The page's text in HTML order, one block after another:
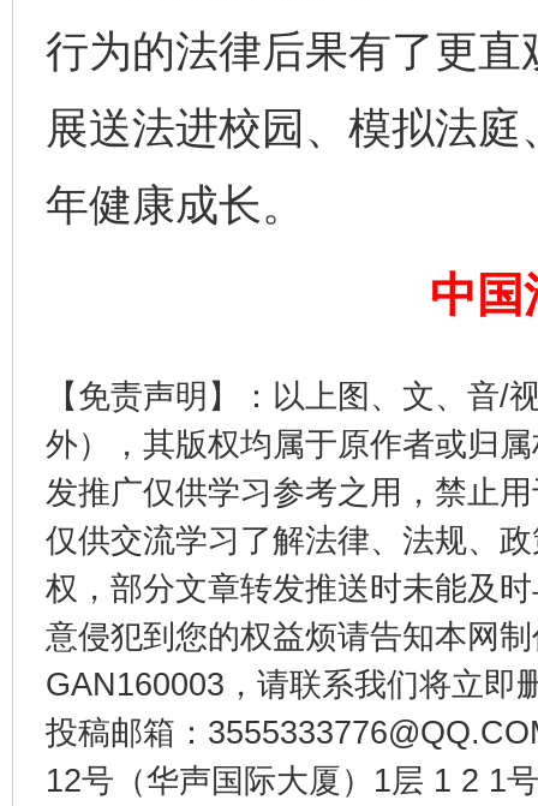
行为的法律后果有了更
展送法进校园、模拟法
年健康成长。
中国
【免责声明】：以上图、文、音/
外），其版权均属于原作者或归
发推广仅供学习参考之用，禁止
仅供交流学习了解法律、法规、
权，部分文章转发推送时未能及
意侵犯到您的权益烦请告知本网
GAN160003，请联系我们将立即
投稿邮箱：
12号（华声国际大厦）1层 1 2 1
一纸欠
东山县通报“牛蛙产品抗生素超标问题” 法